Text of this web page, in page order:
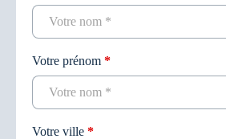
recherche
Votre prénom *
Votre ville *